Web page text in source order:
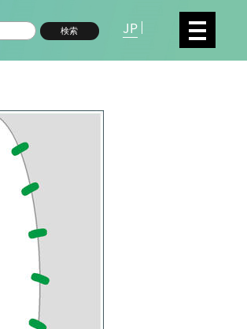
検索 JP
環境学研究科 (66)
生物機能開発利用研究センタ
オーロラ (17)